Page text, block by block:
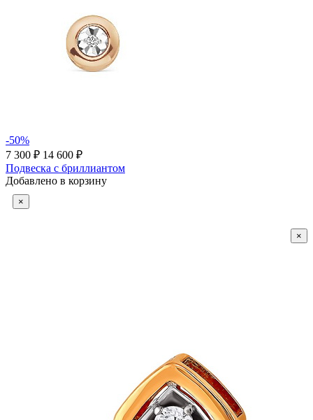
-50%
7 300 ₽ 14 600 ₽
Подвеска с бриллиантом
Добавлено в корзину
×
×